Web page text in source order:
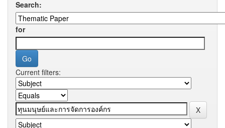
Search:
for
Current filters: